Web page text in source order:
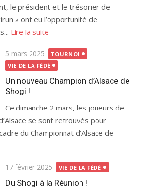
le président et le trésorier de
» ont eu l’opportunité de
Lire la suite
Publié
le
5 mars 2025
TOURNOI
VIE DE LA FÉDÉ
Un nouveau Champion d’Alsace de
Shogi !
Ce dimanche 2 mars, les joueurs de
se sont retrouvés pour
du Championnat d’Alsace de
Publié
le
17 février 2025 VIE DE LA FÉDÉ
Du Shogi à la Réunion !